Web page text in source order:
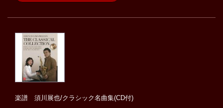
楽譜 須川展也/クラシック名曲集(CD付)